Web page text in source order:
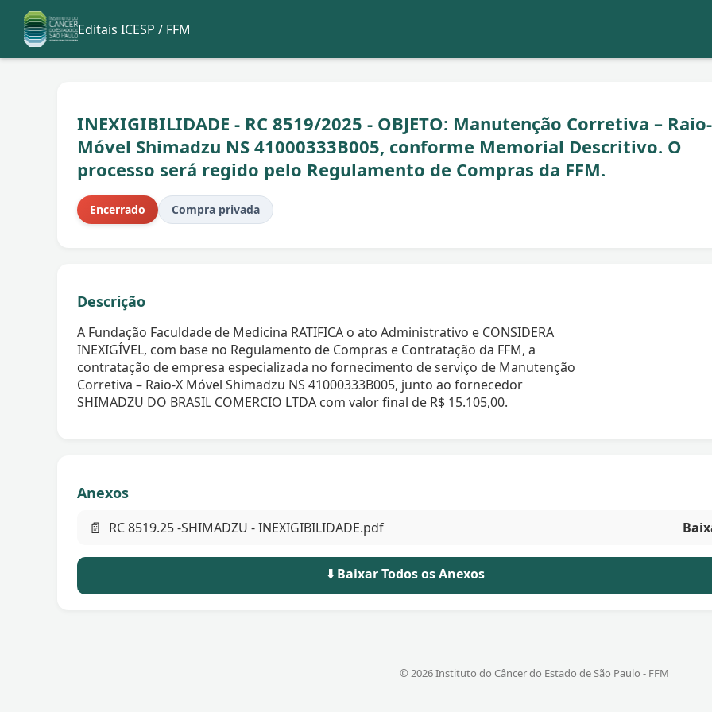
Editais ICESP / FFM
INEXIGIBILIDADE - RC 8519/2025 - OBJETO: Manutenção Corretiva –
Móvel Shimadzu NS 41000333B005, conforme Memorial Descritivo. O
processo será regido pelo Regulamento de Compras da FFM.
Encerrado Compra privada
Descrição
A Fundação Faculdade de Medicina RATIFICA o ato Administrativo e CONSIDERA
INEXIGÍVEL, com base no Regulamento de Compras e Contratação da FFM, a
contratação de empresa especializada no fornecimento de serviço de Manutenção
Corretiva – Raio-X Móvel Shimadzu NS 41000333B005, junto ao fornecedor
SHIMADZU DO BRASIL COMERCIO LTDA com valor final de R$ 15.105,00.
Anexos
📄 RC 8519.25 -SHIMADZU - INEXIGIBILIDADE.pdf
⬇️ Baixar Todos os Anexos
© 2026 Instituto do Câncer do Estado de São Paulo - FFM